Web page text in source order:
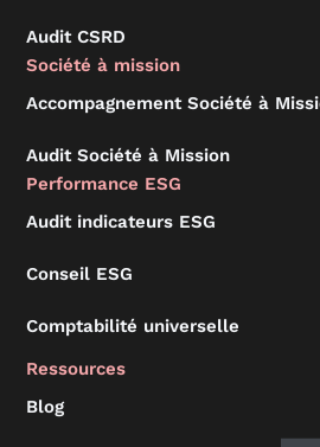
Audit CSRD
Société à mission
Accompagnement Société à
Audit Société à Mission
Performance ESG
Audit indicateurs ESG
Conseil ESG
Comptabilité universelle
Ressources
Blog